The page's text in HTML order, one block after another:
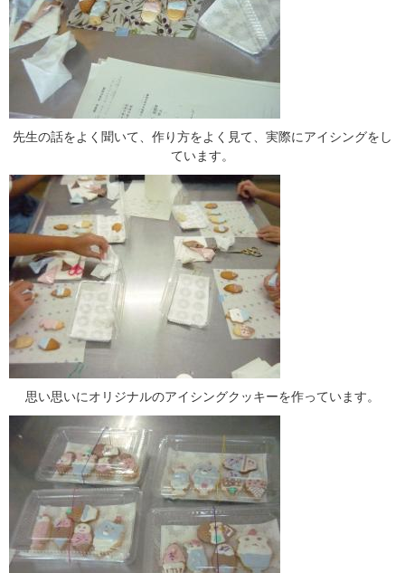
先生の話をよく聞いて、作り方をよく見て、実際にアイシングをし
ています。
思い思いにオリジナルのアイシングクッキーを作っています。